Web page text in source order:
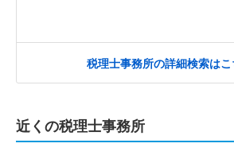
税理士事務所の詳細検索はこ
近くの税理士事務所